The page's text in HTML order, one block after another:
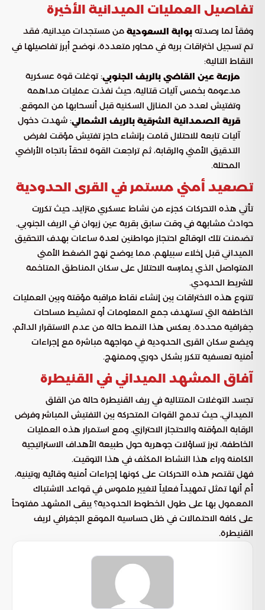
تفاصيل العمليات الميدانية الأخيرة
وفقاً لما رصدته بوابة السعودية من مستجدات ميدانية، فقد
تم تسجيل اختراقات برية في محاور متعددة، نوضح أبرز تفاصيلها في
النقاط التالية:
مزرعة عين القاضي بالريف الجنوبي: توغلت قوة عسكرية
مدعومة بخمس آليات قتالية، حيث نفذت عمليات مداهمة
وتفتيش لعدد من المنازل السكنية قبل أنسحابها من الموقع.
قرية الصمدانية الشرقية بالريف الشمالي: شهدت دخول
آليات تابعة للاحتلال قامت بإنشاء حاجز تفتيش مؤقت لغرض
التدقيق الأمني والرقابة، ثم تراجعت القوة لاحقاً باتجاه الأراضي
المحتلة.
تصعيد أمني مستمر في القرى الحدودية
تأتي هذه التحركات كجزء من نشاط عسكري متزايد، حيث تكررت
حوادث مشابهة في وقت سابق بقرية عين زيوان في الريف الجنوبي.
تضمنت تلك الوقائع احتجاز مواطنين لعدة ساعات بهدف التحقيق
الميداني قبل إخلاء سبيلهم، مما يوضح نهج الضغط الأمني
المتواصل الذي يمارسه الاحتلال على سكان المناطق المتاخمة
للشريط الحدودي.
تتنوع هذه الاختراقات بين إنشاء نقاط مراقبة مؤقتة وبين العمليات
الخاطفة التي تستهدف جمع المعلومات أو تمشيط مساحات
جغرافية محددة. يعكس هذا النمط حالة من عدم الاستقرار الدائم،
ويضع سكان القرى الحدودية في مواجهة مباشرة مع إجراءات
أمنية تعسفية تتكرر بشكل دوري وممنهج.
آفاق المشهد الميداني في القنيطرة
تجسد التوغلات المتتالية في ريف القنيطرة حالة من القلق
الميداني، حيث تدمج القوات المتحركة بين التفتيش المباشر وفرض
الرقابة المؤقتة والاحتجاز الاحترازي. ومع استمرار هذه العمليات
الخاطفة، تبرز تساؤلات جوهرية حول طبيعة الأهداف الاستراتيجية
الكامنة وراء هذا النشاط المكثف في هذا التوقيت.
فهل تقتصر هذه التحركات على كونها إجراءات أمنية وقائية روتينية،
أم أنها تمثل تمهيداً فعلياً لتغيير ملموس في قواعد الاشتباك
المعمول بها على طول الخطوط الحدودية؟ يبقى المشهد مفتوحاً
على كافة الاحتمالات في ظل حساسية الموقع الجغرافي لريف
القنيطرة.